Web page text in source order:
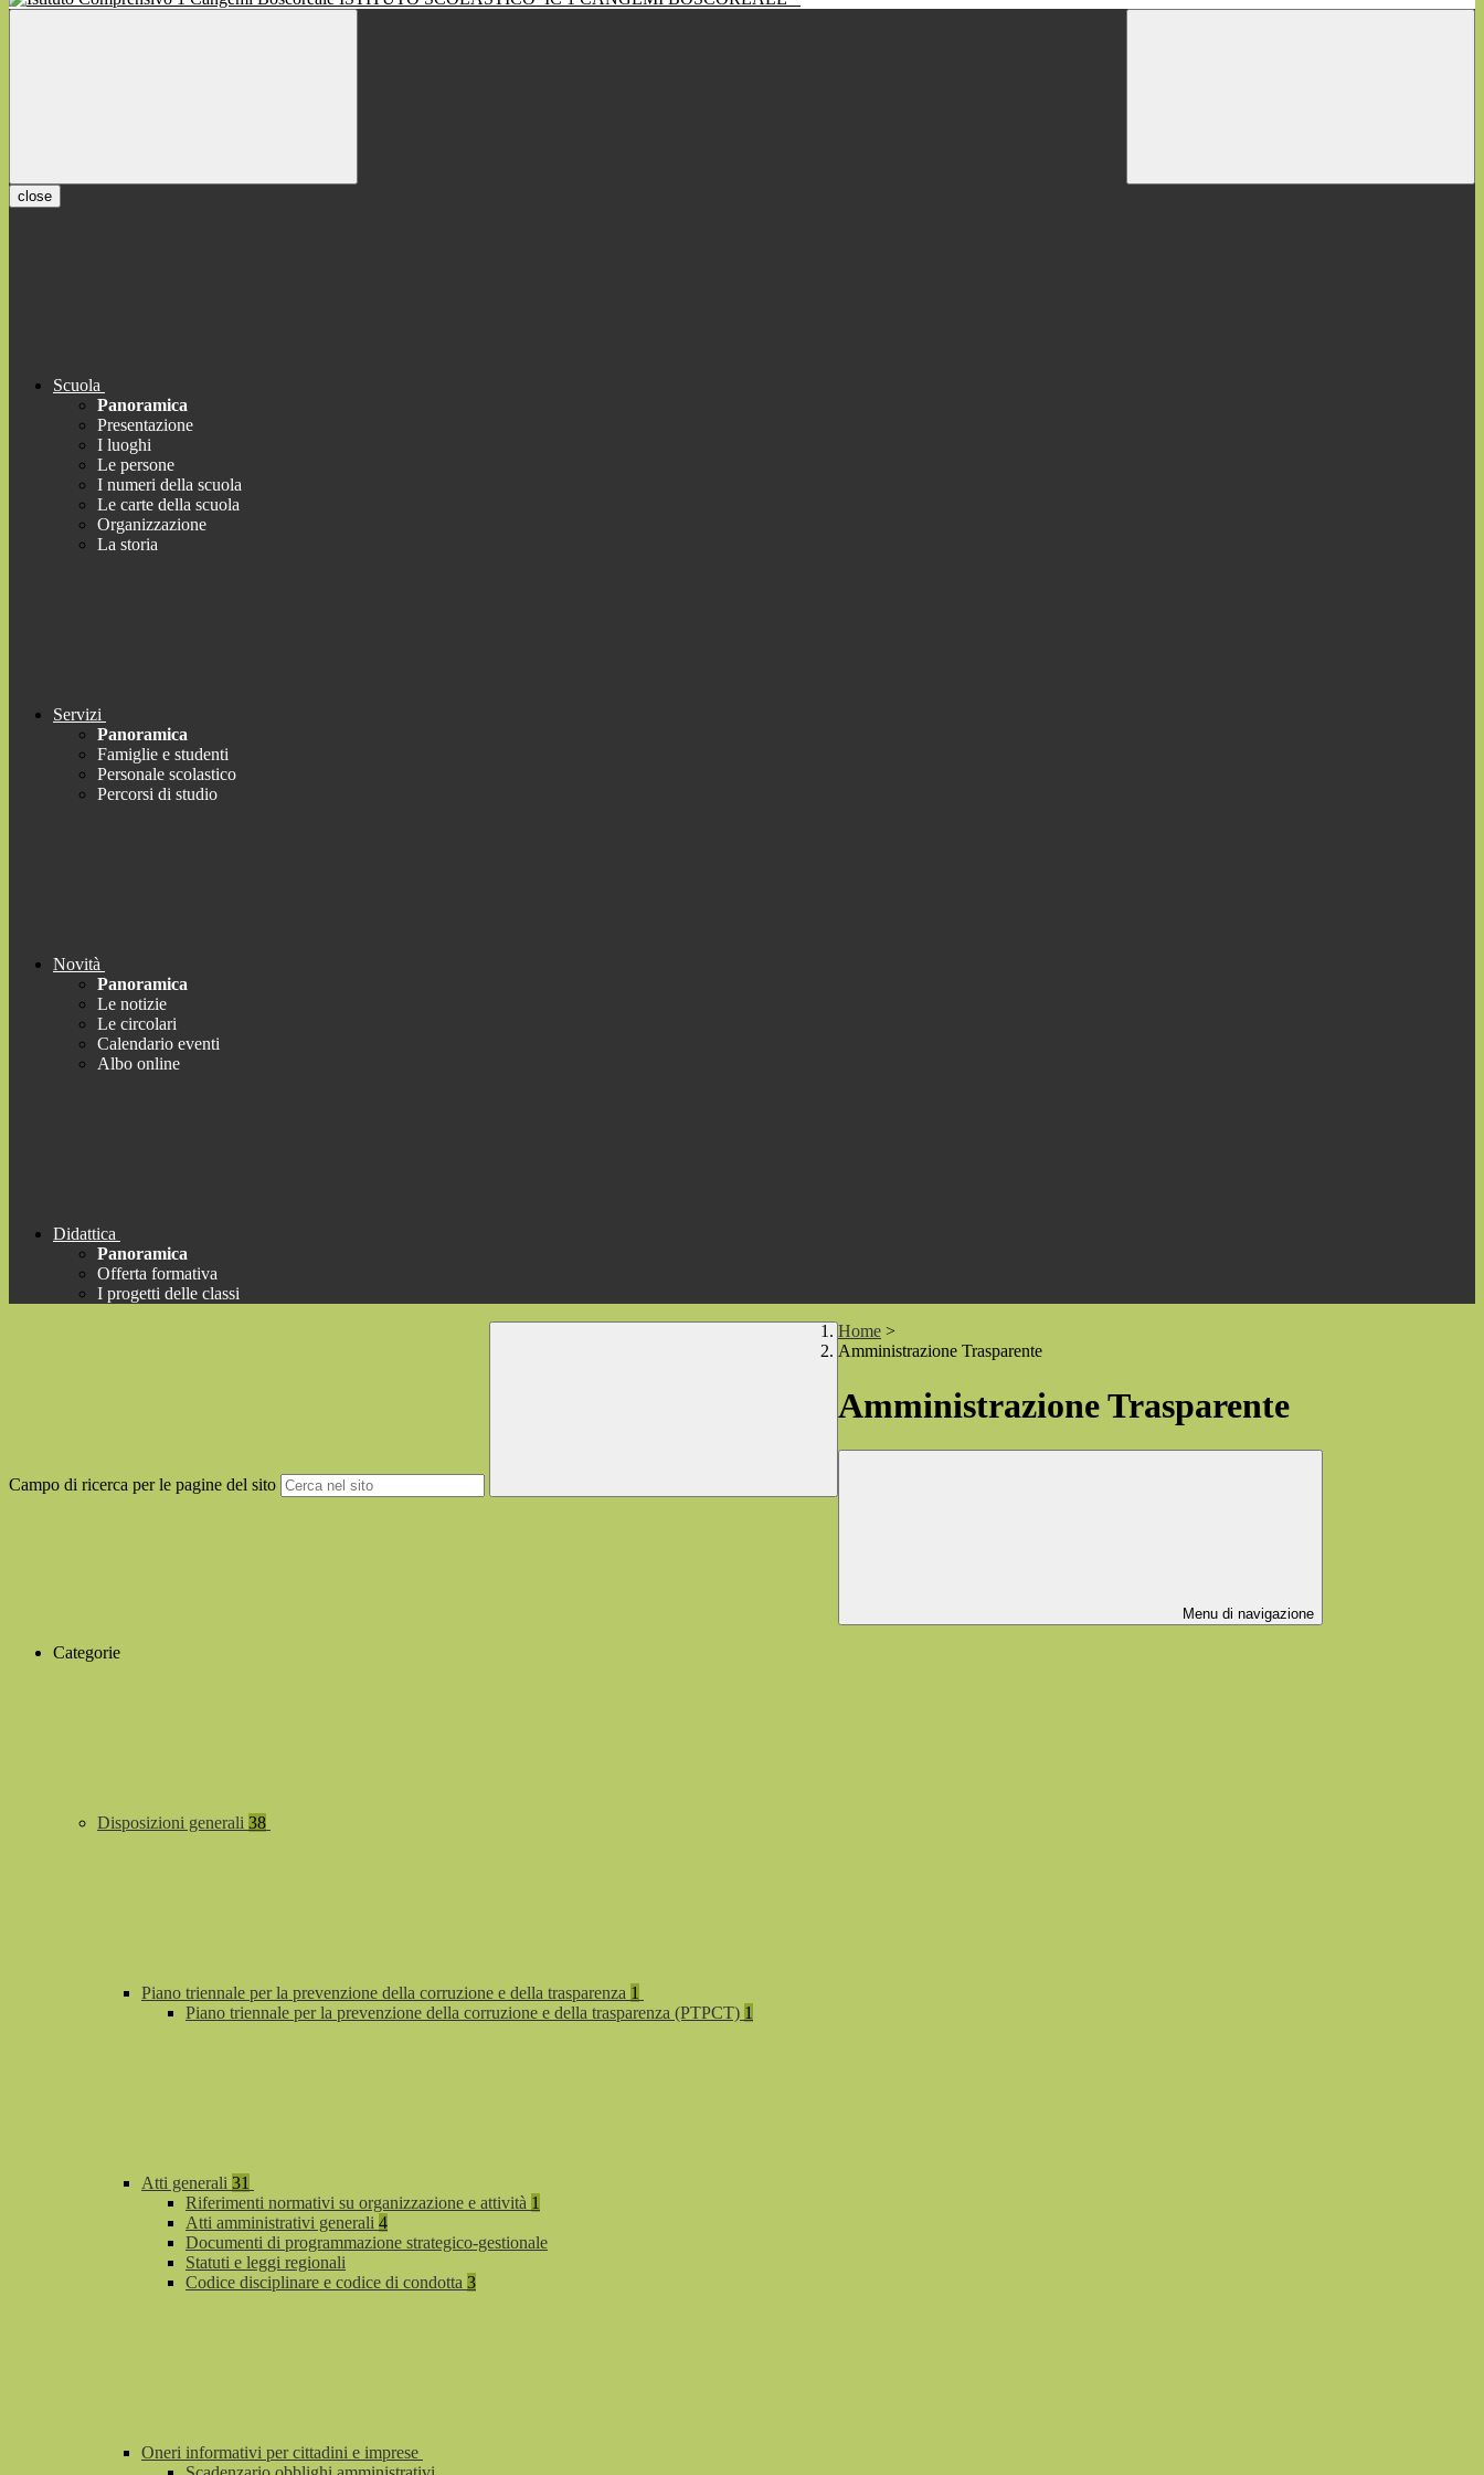
close
Scuola
Panoramica
Presentazione
I luoghi
Le persone
I numeri della scuola
Le carte della scuola
Organizzazione
La storia
Servizi
Panoramica
Famiglie e studenti
Personale scolastico
Percorsi di studio
Novità
Panoramica
Le notizie
Le circolari
Calendario eventi
Albo online
Didattica
Panoramica
Offerta formativa
I progetti delle classi
Campo di ricerca per le pagine del sito
Home >
Amministrazione Trasparente
Amministrazione Trasparente
Menu di navigazione
Categorie
Disposizioni generali 38
Piano triennale per la prevenzione della corruzione e della trasparenza 1
Piano triennale per la prevenzione della corruzione e della trasparenza (PTPCT) 1
Atti generali 31
Riferimenti normativi su organizzazione e attività 1
Atti amministrativi generali 4
Documenti di programmazione strategico-gestionale
Statuti e leggi regionali
Codice disciplinare e codice di condotta 3
Oneri informativi per cittadini e imprese